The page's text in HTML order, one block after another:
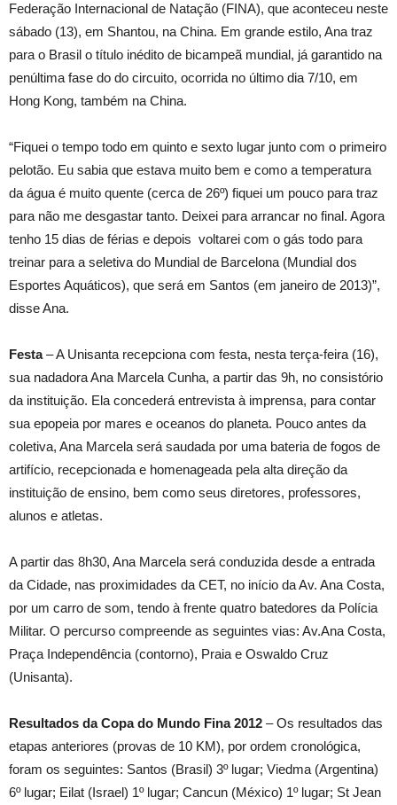
Federação Internacional de Natação (FINA), que aconteceu neste
sábado (13), em Shantou, na China. Em grande estilo, Ana traz
para o Brasil o título inédito de bicampeã mundial, já garantido na
penúltima fase do do circuito, ocorrida no último dia 7/10, em
Hong Kong, também na China.
“Fiquei o tempo todo em quinto e sexto lugar junto com o primeiro
pelotão. Eu sabia que estava muito bem e como a temperatura
da água é muito quente (cerca de 26º) fiquei um pouco para traz
para não me desgastar tanto. Deixei para arrancar no final. Agora
tenho 15 dias de férias e depois voltarei com o gás todo para
treinar para a seletiva do Mundial de Barcelona (Mundial dos
Esportes Aquáticos), que será em Santos (em janeiro de 2013)”,
disse Ana.
Festa– A Unisanta recepciona com festa, nesta terça-feira (16),
sua nadadora Ana Marcela Cunha, a partir das 9h, no consistório
da instituição. Ela concederá entrevista à imprensa, para contar
sua epopeia por mares e oceanos do planeta. Pouco antes da
coletiva, Ana Marcela será saudada por uma bateria de fogos de
artifício, recepcionada e homenageada pela alta direção da
instituição de ensino, bem como seus diretores, professores,
alunos e atletas.
A partir das 8h30, Ana Marcela será conduzida desde a entrada
da Cidade, nas proximidades da CET, no início da Av. Ana Costa,
por um carro de som, tendo à frente quatro batedores da Polícia
Militar. O percurso compreende as seguintes vias: Av.Ana Costa,
Praça Independência (contorno), Praia e Oswaldo Cruz
(Unisanta).
Resultados da Copa do Mundo Fina 2012 – Os resultados das
etapas anteriores (provas de 10 KM), por ordem cronológica,
foram os seguintes: Santos (Brasil) 3º lugar; Viedma (Argentina)
6º lugar; Eilat (Israel) 1º lugar; Cancun (México) 1º lugar; St Jean